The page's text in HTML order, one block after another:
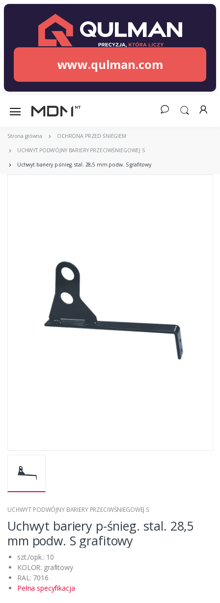
www.qulman.com
Strona główna OCHRONA PRZED ŚNIEGIEM
UCHWYT PODWÓJNY BARIERY PRZECIWŚNIEGOWEJ S
Uchwyt bariery p-śnieg. stal. 28,5 mm podw. S grafitowy
UCHWYT PODWÓJNY BARIERY PRZECIWŚNIEGOWEJ S
Uchwyt bariery p-śnieg. stal. 28,5
mm podw. S grafitowy
szt./opk.: 10
KOLOR: grafitowy
RAL: 7016
Pełna specyfikacja